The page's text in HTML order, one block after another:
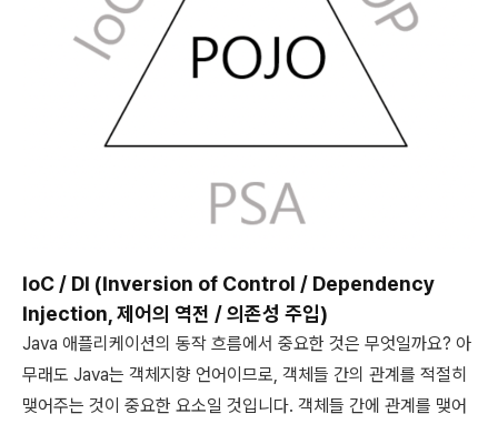
IoC / DI (Inversion of Control / Dependency
Injection, 제어의 역전 / 의존성 주입)
Java 애플리케이션의 동작 흐름에서 중요한 것은 무엇일까요? 아
무래도 Java는 객체지향 언어이므로, 객체들 간의 관계를 적절히
맺어주는 것이 중요한 요소일 것입니다. 객체들 간에 관계를 맺어